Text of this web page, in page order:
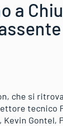
a
che si
tecnico
Gontel,